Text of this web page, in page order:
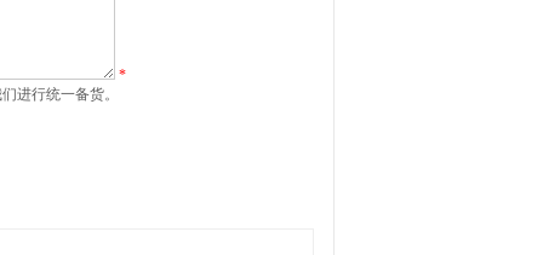
*
进行统一备货。